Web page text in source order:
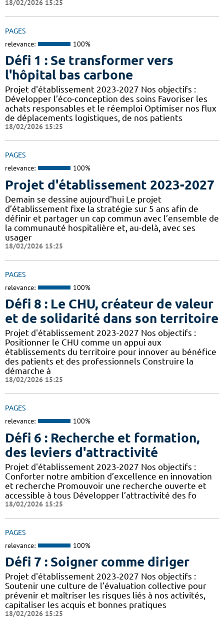
18/02/2026 15:25
PAGES
relevance: 100%
Défi 1 : Se transformer vers
l'hôpital bas carbone
Projet d'établissement 2023-2027 Nos objectifs :
Développer l’éco-conception des soins Favoriser les
achats responsables et le réemploi Optimiser nos flux
de déplacements logistiques, de nos patients
18/02/2026 15:25
PAGES
relevance: 100%
Projet d'établissement 2023-2027
Demain se dessine aujourd'hui Le projet
d’établissement fixe la stratégie sur 5 ans afin de
définir et partager un cap commun avec l’ensemble de
la communauté hospitalière et, au-delà, avec ses
usager
18/02/2026 15:25
PAGES
relevance: 100%
Défi 8 : Le CHU, créateur de valeur
et de solidarité dans son territoire
Projet d'établissement 2023-2027 Nos objectifs :
Positionner le CHU comme un appui aux
établissements du territoire pour innover au bénéfice
des patients et des professionnels Construire la
démarche à
18/02/2026 15:25
PAGES
relevance: 100%
Défi 6 : Recherche et formation,
des leviers d'attractivité
Projet d'établissement 2023-2027 Nos objectifs :
Conforter notre ambition d’excellence en innovation
et recherche Promouvoir une recherche ouverte et
accessible à tous Développer l’attractivité des fo
18/02/2026 15:25
PAGES
relevance: 100%
Défi 7 : Soigner comme diriger
Projet d'établissement 2023-2027 Nos objectifs :
Soutenir une culture de l’évaluation collective pour
prévenir et maîtriser les risques liés à nos activités,
capitaliser les acquis et bonnes pratiques
18/02/2026 15:25